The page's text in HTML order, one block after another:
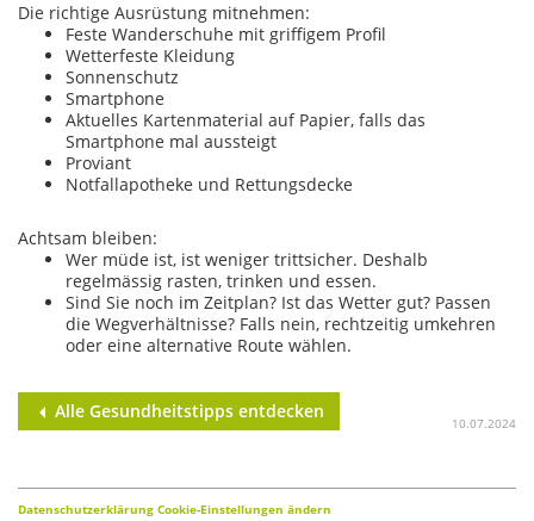
Die richtige Ausrüstung mitnehmen:
Feste Wanderschuhe mit griffigem Profil
Wetterfeste Kleidung
Sonnenschutz
Smartphone
Aktuelles Kartenmaterial auf Papier, falls das
Smartphone mal aussteigt
Proviant
Notfallapotheke und Rettungsdecke
Achtsam bleiben:
Wer müde ist, ist weniger trittsicher. Deshalb
regelmässig rasten, trinken und essen.
Sind Sie noch im Zeitplan? Ist das Wetter gut? Passen
die Wegverhältnisse? Falls nein, rechtzeitig umkehren
oder eine alternative Route wählen.
Alle Gesundheitstipps entdecken
10.07.2024
Datenschutzerklärung Cookie-Einstellungen ändern